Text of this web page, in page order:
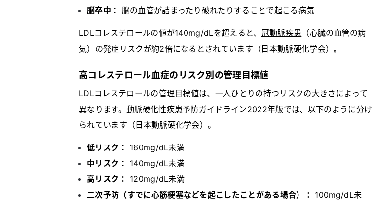
脳卒中：
脳の血管が詰まったり破れたりすることで起こる病気
LDLコレステロールの値が140mg/dLを超えると、 冠動脈疾患 （心臓の血管の病
気）の発症リスクが約2倍になるとされています（日本動脈硬化学会）。
高コレステロール血症のリスク別の管理目標値
LDLコレステロールの管理目標値は、一人ひとりの持つリスクの大きさによって
異なります。動脈硬化性疾患予防ガイドライン2022年版では、以下のように分け
られています（日本動脈硬化学会）。
低リスク：
160mg/dL未満
中リスク：
140mg/dL未満
高リスク：
120mg/dL未満
二次予防（すでに心筋梗塞などを起こしたことがある場合）： 100mg/dL未